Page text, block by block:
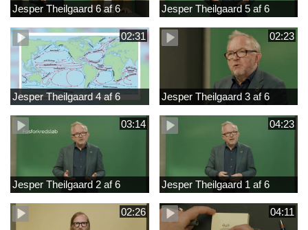
Jesper Theilgaard 6 af 6 Jesper Theilgaard 5 af 6
02:31
Jesper Theilgaard 4 af 6
02:23
Jesper Theilgaard 3 af 6
03:14
Jesper Theilgaard 2 af 6
04:23
Jesper Theilgaard 1 af 6
02:26 04:11